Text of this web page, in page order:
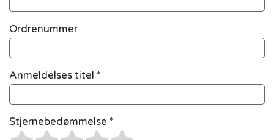
Ordrenummer
Anmeldelses titel *
Stjernebedømmelse *